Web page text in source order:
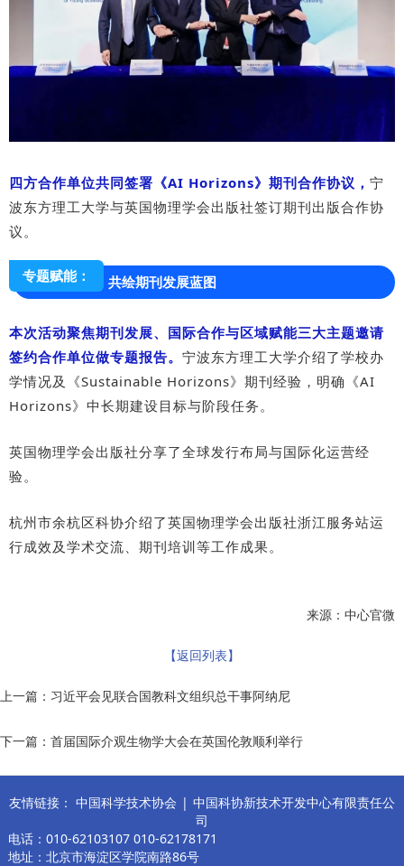
四方合作单位共同签署《AI Horizons》期刊合作协议， 宁
波东方理工大学与英国物理学会出版社签订期刊出版合作协
议。
专题赋能： 共绘期刊发展蓝图
本次活动聚焦期刊发展、国际合作与区域赋能三大主题邀请
签约合作单位做专题报告。 宁波东方理工大学介绍了学校办
学情况及《Sustainable Horizons》期刊经验，明确《AI
Horizons》中长期建设目标与阶段任务。
英国物理学会出版社分享了全球发行布局与国际化运营经
验。
杭州市余杭区科协介绍了英国物理学会出版社浙江服务站运
行成效及学术交流、期刊培训等工作成果。
来源：中心官微
【返回列表】
上一篇： 习近平会见联合国教科文组织总干事阿纳尼
下一篇： 首届国际介观生物学大会在英国伦敦顺利举行
友情链接： 中国科学技术协会 | 中国科协新技术开发中心有限责任公
司
电话：010-62103107 010-62178171
地址：北京市海淀区学院南路86号